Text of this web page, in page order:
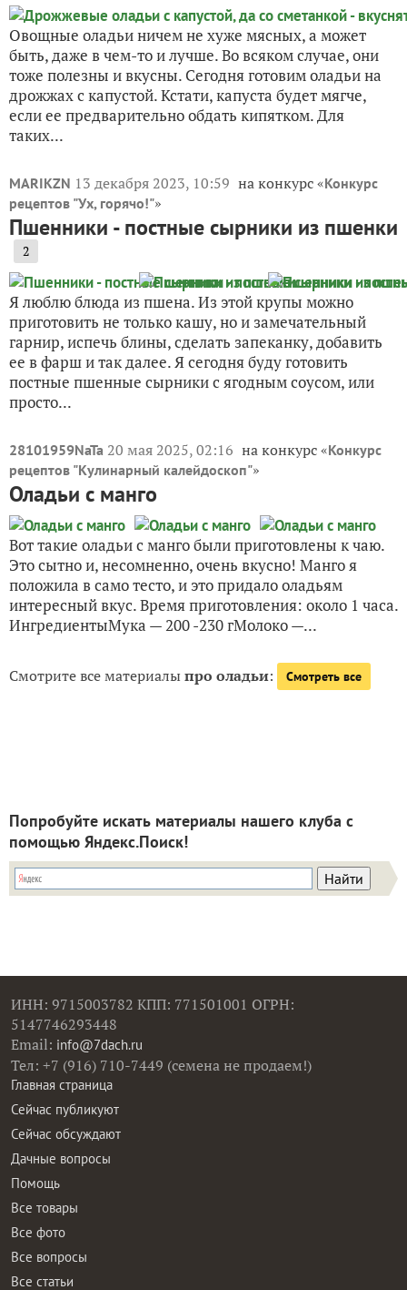
Овощные оладьи ничем не хуже мясных, а может
быть, даже в чем-то и лучше. Во всяком случае, они
тоже полезны и вкусны. Сегодня готовим оладьи на
дрожжах с капустой. Кстати, капуста будет мягче,
если ее предварительно обдать кипятком. Для
таких...
MARIKZN 13 декабря 2023, 10:59 на конкурс «Конкурс
рецептов "Ух, горячо!"»
Пшенники - постные сырники из пшенки
2
Я люблю блюда из пшена. Из этой крупы можно
приготовить не только кашу, но и замечательный
гарнир, испечь блины, сделать запеканку, добавить
ее в фарш и так далее. Я сегодня буду готовить
постные пшенные сырники с ягодным соусом, или
просто...
28101959NaTa 20 мая 2025, 02:16 на конкурс «Конкурс
рецептов "Кулинарный калейдоскоп"»
Оладьи с манго
Вот такие оладьи с манго были приготовлены к чаю.
Это сытно и, несомненно, очень вкусно! Манго я
положила в само тесто, и это придало оладьям
интересный вкус. Время приготовления: около 1 часа.
ИнгредиентыМука — 200 -230 гМолоко —...
Смотрите все материалыпро оладьи: Смотреть все
Попробуйте искать материалы нашего клуба с
помощью Яндекс.Поиск!
ИНН: 9715003782 КПП: 771501001 ОГРН:
5147746293448
Email: info@7dach.ru
Тел: +7 (916) 710-7449 (семена не продаем!)
Главная страница
Сейчас публикуют
Сейчас обсуждают
Дачные вопросы
Помощь
Все товары
Все фото
Все вопросы
Все статьи